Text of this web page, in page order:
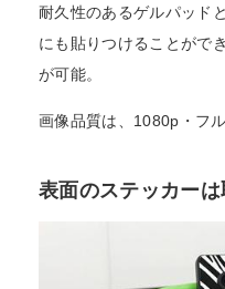
耐久性のあるゲルパッド
にも貼りつけることがで
が可能。
画像品質は、1080p・フ
表面のステッカー